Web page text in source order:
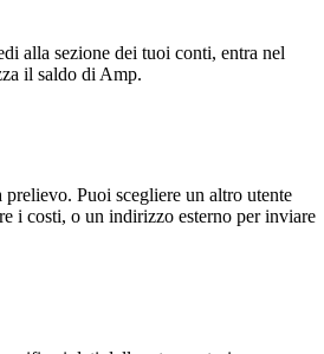
alla sezione dei tuoi conti, entra nel
il saldo di Amp.
prelievo. Puoi scegliere un altro utente
i costi, o un indirizzo esterno per inviare